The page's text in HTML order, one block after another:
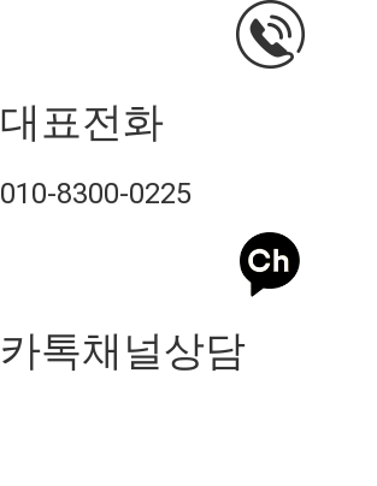
대표전화
010-8300-0225
카톡채널상담